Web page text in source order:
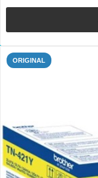
ORIGINAL